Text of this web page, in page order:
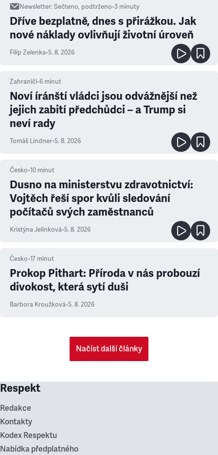
Newsletter:Sečteno, podtrženo•3 minuty
Dříve bezplatně, dnes s přirážkou. Jak
nové náklady ovlivňují životní úroveň
Filip Zelenka•5. 8. 2026
Zahraničí•6 minut
Noví íránští vládci jsou odvážnější než
jejich zabití předchůdci – a Trump si
neví rady
Tomáš Lindner•5. 8. 2026
Česko•10 minut
Dusno na ministerstvu zdravotnictví:
Vojtěch řeší spor kvůli sledování
počítačů svých zaměstnanců
Kristýna Jelínková•5. 8. 2026
Česko•17 minut
Prokop Pithart: Příroda v nás probouzí
divokost, která sytí duši
Barbora Kroužková•5. 8. 2026
Načíst další články
Respekt
Redakce
Kontakty
Kodex Respektu
Nabídka předplatného